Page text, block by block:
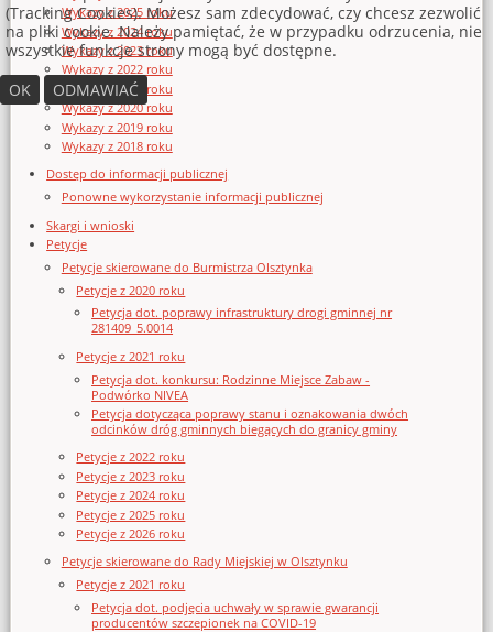
Wykazy z 2025 roku
Wykazy z 2024 roku
Wykazy z 2023 roku
Wykazy z 2022 roku
Wykazy z 2021 roku
Wykazy z 2020 roku
Wykazy z 2019 roku
Wykazy z 2018 roku
Dostęp do informacji publicznej
Ponowne wykorzystanie informacji publicznej
Skargi i wnioski
Petycje
Petycje skierowane do Burmistrza Olsztynka
Petycje z 2020 roku
Petycja dot. poprawy infrastruktury drogi gminnej nr
281409_5.0014
Petycje z 2021 roku
Petycja dot. konkursu: Rodzinne Miejsce Zabaw -
Podwórko NIVEA
Petycja dotycząca poprawy stanu i oznakowania dwóch
odcinków dróg gminnych biegących do granicy gminy
Petycje z 2022 roku
Petycje z 2023 roku
Petycje z 2024 roku
Petycje z 2025 roku
Petycje z 2026 roku
Petycje skierowane do Rady Miejskiej w Olsztynku
Petycje z 2021 roku
Petycja dot. podjęcia uchwały w sprawie gwarancji
producentów szczepionek na COVID-19
(Tracking Cookies). Możesz sam zdecydować, czy chcesz zezwolić
na pliki cookie. Należy pamiętać, że w przypadku odrzucenia, nie
wszystkie funkcje strony mogą być dostępne.
OK
ODMAWIAĆ